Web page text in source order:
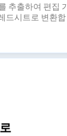
추출하여 편집
드시트로 변환합